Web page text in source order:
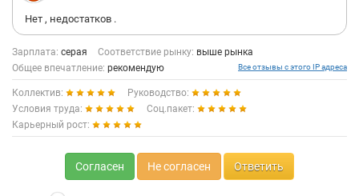
Так же компания даёт ощущение стабильности благодаря
своевременным выплатам заработной платы.
Подведём итог, компания Arya home даёт возможность не
просто исполнять свои обязанности и получать за это деньги.
А ощущать себя частью большой компании/ команды , цель
которой делать быт наших покупателей комфортнее, уютнее и
красочнее. Я рада что могу обучаться новому и расти как
профессионал в среде профессионалов.
Нет , недостатков .
Зарплата: серая Соответствие рынку: выше рынка
Общее впечатление: рекомендую Все отзывы с этого IP адреса
Коллектив:
Руководство:
Условия труда:
Соц.пакет:
Карьерный рост:
Согласен Не согласен Ответить